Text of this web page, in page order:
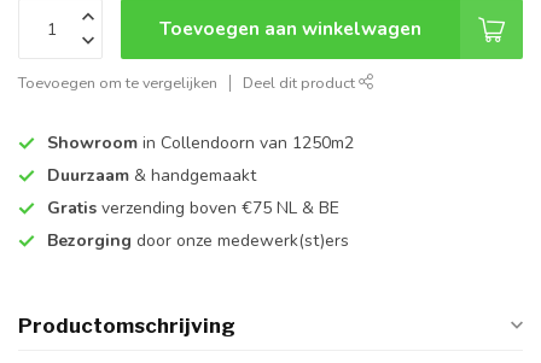
Toevoegen aan winkelwagen
Toevoegen om te vergelijken Deel dit product
Showroom in Collendoorn van 1250m2
Duurzaam & handgemaakt
Gratis verzending boven €75 NL & BE
Bezorging door onze medewerk(st)ers
Productomschrijving